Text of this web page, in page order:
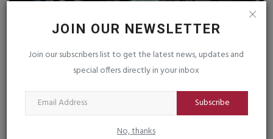
JOIN OUR NEWSLETTER
Join our subscribers list to get the latest news, updates and
special offers directly in your inbox
Subscribe
No, thanks
શ્રી ગોરક્ષનાથની મૂર્તિને ખંડિત કરનાર મંદિરનો પુજારી જ...
Oct 14, 2025 0
COMMENTS FACEBOOK COMMENTS